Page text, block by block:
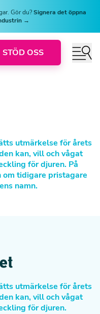
Gör du?Signera det öppna
→
STÖD OSS
utmärkelse för årets
kan, vill och vågat
för djuren. På
tidigare pristagare
namn.
utmärkelse för årets
kan, vill och vågat
för djuren.